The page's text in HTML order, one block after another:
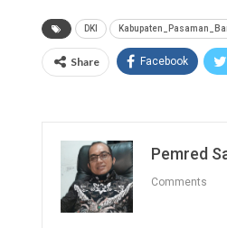
DKI
Share Facebook
Pemred
Comments